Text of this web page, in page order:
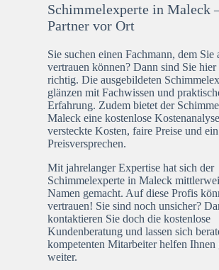
Schimmelexperte in Maleck
Partner vor Ort
Sie suchen einen Fachmann, dem Sie
vertrauen können? Dann sind Sie hier
richtig. Die ausgebildeten
glänzen mit Fachwissen und
Erfahrung. Zudem bietet der
Maleck eine kostenlose
versteckte Kosten, faire Preise und
Preisversprechen.
Mit jahrelanger Expertise hat sich der
Schimmelexperte in Maleck
Namen gemacht. Auf diese Profis
vertrauen! Sie sind noch unsicher?
kontaktieren Sie doch die kostenlose
Kundenberatung und lassen sich
kompetenten Mitarbeiter helfen Ihnen
weiter.